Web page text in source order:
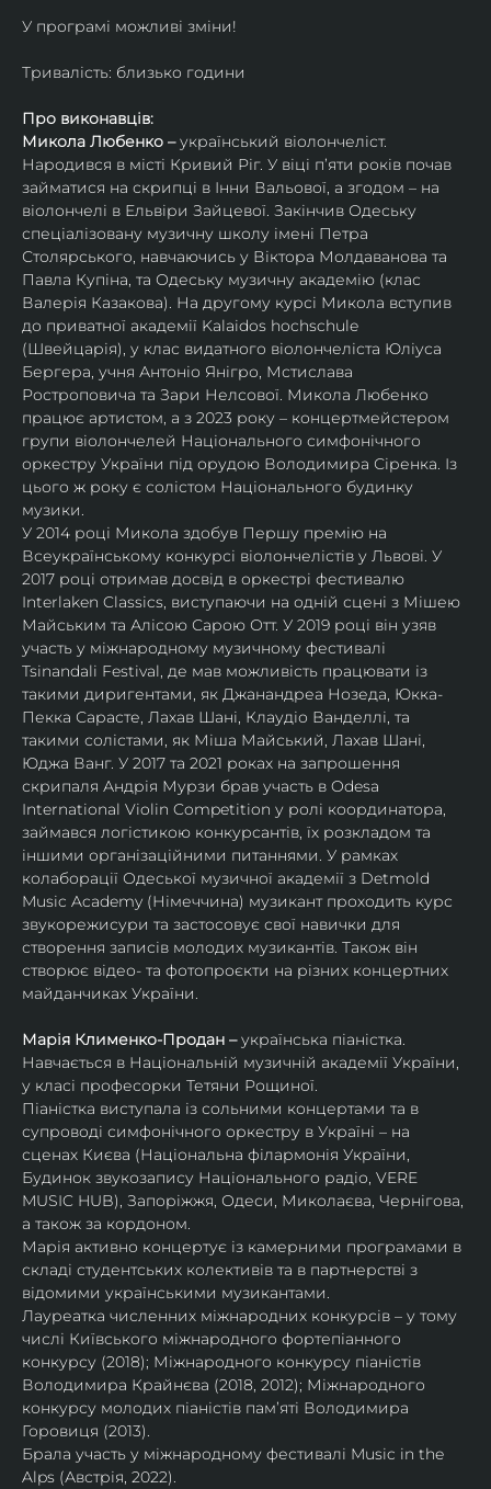
У програмі можливі зміни!
Тривалість: близько години
Про виконавців:
Микола Любенко – український віолончеліст.
Народився в місті Кривий Ріг. У віці п’яти років почав
займатися на скрипці в Інни Вальової, а згодом – на
віолончелі в Ельвіри Зайцевої. Закінчив Одеську
спеціалізовану музичну школу імені Петра
Столярського, навчаючись у Віктора Молдаванова та
Павла Купіна, та Одеську музичну академію (клас
Валерія Казакова). На другому курсі Микола вступив
до приватної академії Kalaidos hochschule
(Швейцарія), у клас видатного віолончеліста Юліуса
Бергера, учня Антоніо Янігро, Мстислава
Ростроповича та Зари Нелсової. Микола Любенко
працює артистом, а з 2023 року – концертмейстером
групи віолончелей Національного симфонічного
оркестру України під орудою Володимира Сіренка. Із
цього ж року є солістом Національного будинку
музики.
У 2014 році Микола здобув Першу премію на
Всеукраїнському конкурсі віолончелістів у Львові. У
2017 році отримав досвід в оркестрі фестивалю
Interlaken Classics, виступаючи на одній сцені з Мішею
Майським та Алісою Сарою Отт. У 2019 році він узяв
участь у міжнародному музичному фестивалі
Tsinandali Festival, де мав можливість працювати із
такими диригентами, як Джанандреа Нозеда, Юкка-
Пекка Сарасте, Лахав Шані, Клаудіо Ванделлі, та
такими солістами, як Міша Майський, Лахав Шані,
Юджа Ванг. У 2017 та 2021 роках на запрошення
скрипаля Андрія Мурзи брав участь в Odesa
International Violin Competition у ролі координатора,
займався логістикою конкурсантів, їх розкладом та
іншими організаційними питаннями. У рамках
колаборації Одеської музичної академії з Detmold
Music Academy (Німеччина) музикант проходить курс
звукорежисури та застосовує свої навички для
створення записів молодих музикантів. Також він
створює відео- та фотопроєкти на різних концертних
майданчиках України.
Марія Клименко-Продан – українська піаністка.
Навчається в Національній музичній академії України,
у класі професорки Тетяни Рощиної.
Піаністка виступала із сольними концертами та в
супроводі симфонічного оркестру в Україні – на
сценах Києва (Національна філармонія України,
Будинок звукозапису Національного радіо, VERE
MUSIC HUB), Запоріжжя, Одеси, Миколаєва, Чернігова,
а також за кордоном.
Марія активно концертує із камерними програмами в
складі студентських колективів та в партнерстві з
відомими українськими музикантами.
Лауреатка численних міжнародних конкурсів – у тому
числі Київського міжнародного фортепіанного
конкурсу (2018); Міжнародного конкурсу піаністів
Володимира Крайнєва (2018, 2012); Міжнародного
конкурсу молодих піаністів пам’яті Володимира
Горовиця (2013).
Брала участь у міжнародному фестивалі Music in the
Alps (Австрія, 2022).